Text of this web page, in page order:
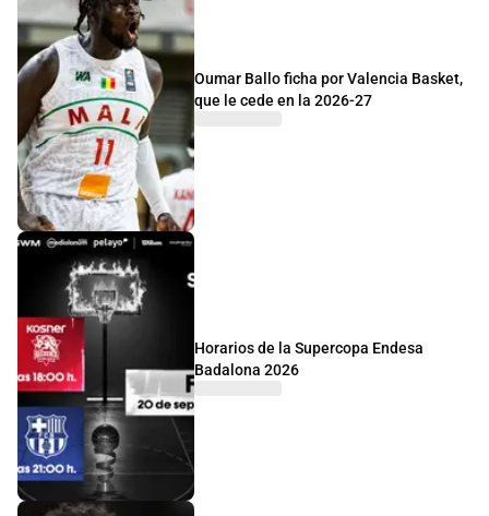
Oumar Ballo ficha por Valencia Basket,
que le cede en la 2026-27
Horarios de la Supercopa Endesa
Badalona 2026